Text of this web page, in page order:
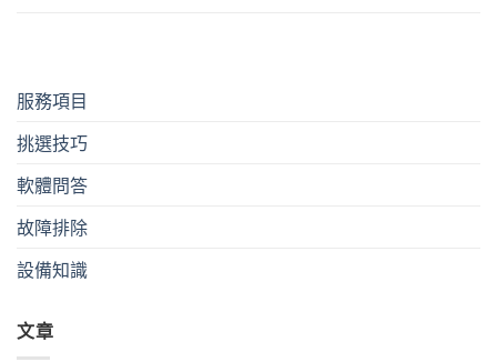
服務項目
挑選技巧
軟體問答
故障排除
設備知識
文章